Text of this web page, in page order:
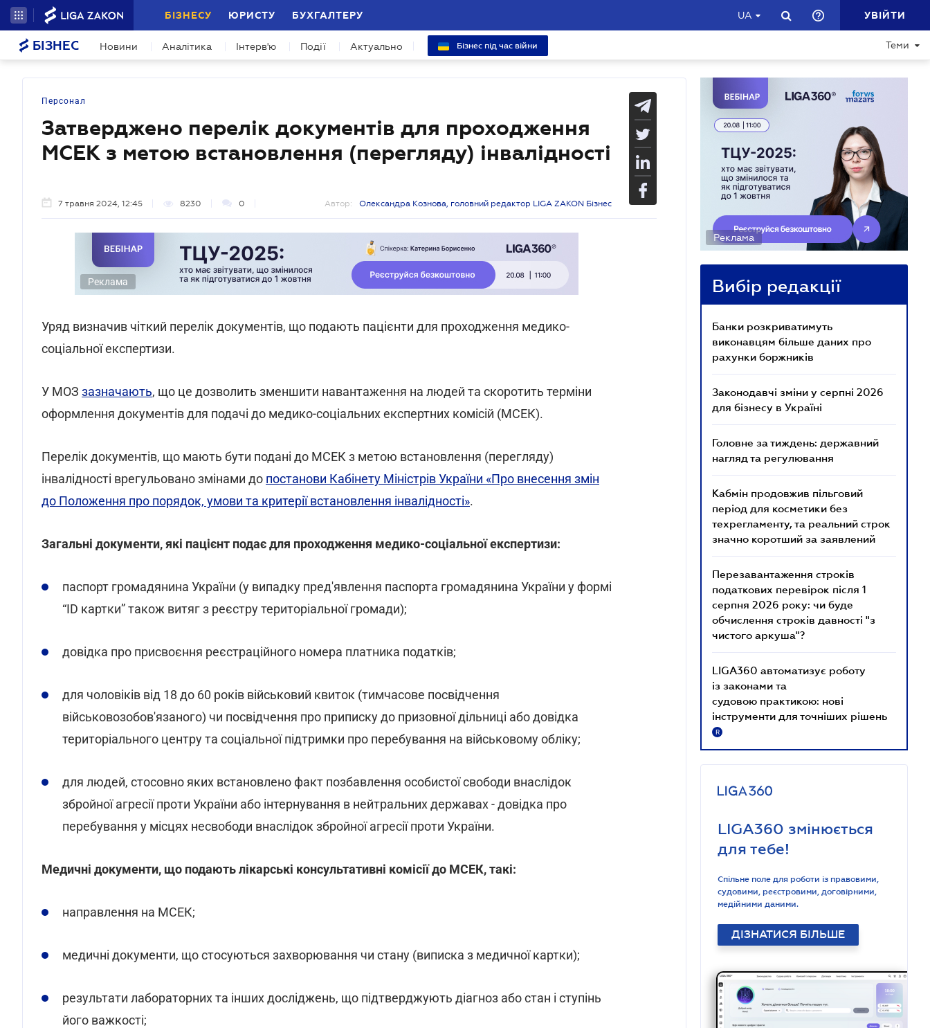
БІЗНЕСУ ЮРИСТУ БУХГАЛТЕРУ UA УВІЙТИ
БІЗНЕС Новини Аналітика Інтерв'ю Події Актуально Бізнес під час війни Теми
Персонал
Затверджено перелік документів для проходження
МСЕК з метою встановлення (перегляду) інвалідності
7 травня 2024, 12:45 8230 0 Автор: Олександра Кознова, головний редактор LIGA ZAKON Бізнес
Реклама
Уряд визначив чіткий перелік документів, що подають пацієнти для проходження медико-
соціальної експертизи.
У МОЗ зазначають, що це дозволить зменшити навантаження на людей та скоротить терміни
оформлення документів для подачі до медико-соціальних експертних комісій (МСЕК).
Перелік документів, що мають бути подані до МСЕК з метою встановлення (перегляду)
інвалідності врегульовано змінами до постанови Кабінету Міністрів України «Про внесення змін
до Положення про порядок, умови та критерії встановлення інвалідності».
Загальні документи, які пацієнт подає для проходження медико-соціальної експертизи:
паспорт громадянина України (у випадку пред'явлення паспорта громадянина України у формі
“ID картки” також витяг з реєстру територіальної громади);
довідка про присвоєння реєстраційного номера платника податків;
для чоловіків від 18 до 60 років військовий квиток (тимчасове посвідчення
військовозобов'язаного) чи посвідчення про приписку до призовної дільниці або довідка
територіального центру та соціальної підтримки про перебування на військовому обліку;
для людей, стосовно яких встановлено факт позбавлення особистої свободи внаслідок
збройної агресії проти України або інтернування в нейтральних державах - довідка про
перебування у місцях несвободи внаслідок збройної агресії проти України.
Медичні документи, що подають лікарські консультативні комісії до МСЕК, такі:
направлення на МСЕК;
медичні документи, що стосуються захворювання чи стану (виписка з медичної картки);
результати лабораторних та інших досліджень, що підтверджують діагноз або стан і ступінь
його важкості;
Реклама
Вибір редакції
Банки розкриватимуть
виконавцям більше даних про
рахунки боржників
Законодавчі зміни у серпні 2026
для бізнесу в Україні
Головне за тиждень: державний
нагляд та регулювання
Кабмін продовжив пільговий
період для косметики без
техрегламенту, та реальний строк
значно коротший за заявлений
Перезавантаження строків
податкових перевірок після 1
серпня 2026 року: чи буде
обчислення строків давності "з
чистого аркуша"?
LIGA360 автоматизує роботу
із законами та
судовою практикою: нові
інструменти для точніших рішень
R
LIGA360 змінюється
для тебе!
Спільне поле для роботи із правовими,
судовими, реєстровими, договірними,
медійними даними.
ДІЗНАТИСЯ БІЛЬШЕ